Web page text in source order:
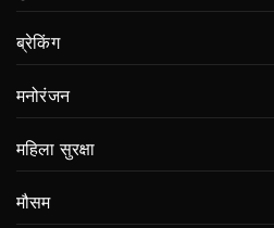
ब्रेकिंग
मनोरंजन
महिला सुरक्षा
मौसम